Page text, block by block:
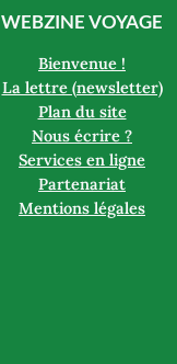
WEBZINE VOYAGE
Bienvenue !
La lettre (newsletter)
Plan du site
Nous écrire ?
Services en ligne
Partenariat
Mentions légales